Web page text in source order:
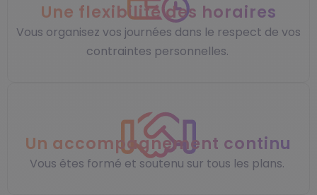
Une flexibilité des horaires
Vous organisez vos journées dans le respect de vos
contraintes personnelles.
Un accompagnement continu
Vous êtes formé et soutenu sur tous les plans.